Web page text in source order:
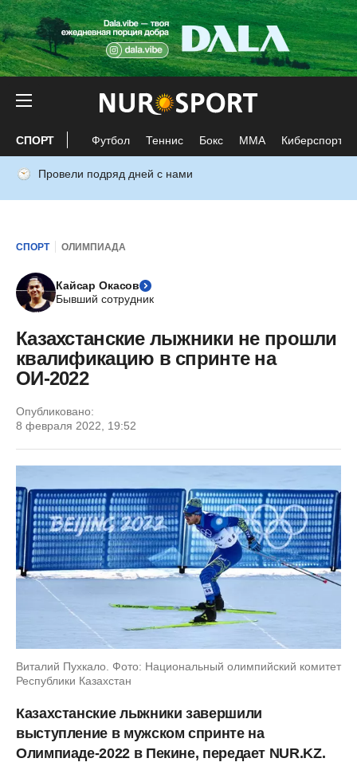
СПОРТ Футбол Теннис Бокс ММА Киберспорт
Провели подряд дней с нами
СПОРТ ОЛИМПИАДА
Кайсар Окасов
Бывший сотрудник
Казахстанские лыжники не прошли
квалификацию в спринте на
ОИ-2022
Опубликовано:
8 февраля 2022, 19:52
Виталий Пухкало. Фото: Национальный олимпийский комитет
Республики Казахстан
Казахстанские лыжники завершили
выступление в мужском спринте на
Олимпиаде-2022 в Пекине, передает NUR.KZ.